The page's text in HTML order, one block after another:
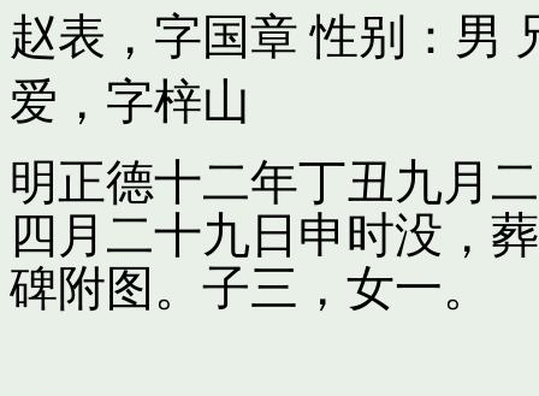
赵表，字国章 性别：男
爱，字梓山
明正德十二年丁丑九月
四月二十九日申时没，
碑附图。子三，女一。